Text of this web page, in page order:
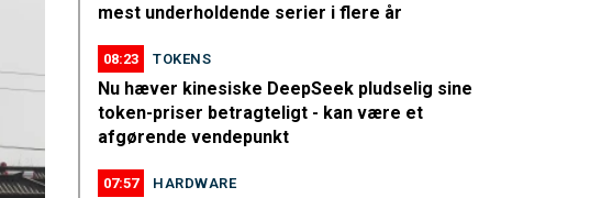
mest underholdende serier i flere år
08:23 TOKENS
Nu hæver kinesiske DeepSeek pludselig sine
token-priser betragteligt - kan være et
afgørende vendepunkt
07:57 HARDWARE